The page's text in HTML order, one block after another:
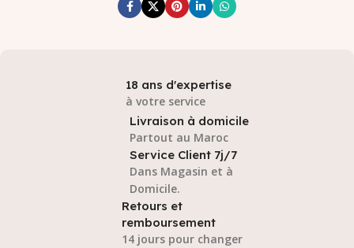
18 ans d'expertise
à votre service
Livraison à domicile
Partout au Maroc
Service Client 7j/7
Dans Magasin et à
Domicile.
Retours et
remboursement
14 jours pour changer